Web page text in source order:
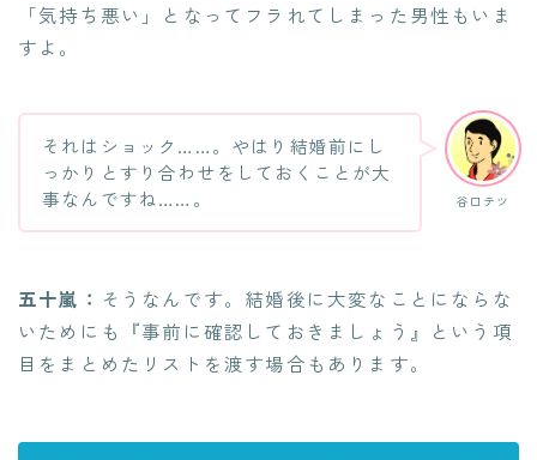
「気持ち悪い」となってフラれてしまった男性もいま
すよ。
谷口テツ
それはショック……。やはり結婚前にし
っかりとすり合わせをしておくことが大
事なんですね……。
五十嵐： そうなんです。結婚後に大変なことにならな
いためにも『事前に確認しておきましょう』という項
目をまとめたリストを渡す場合もあります。